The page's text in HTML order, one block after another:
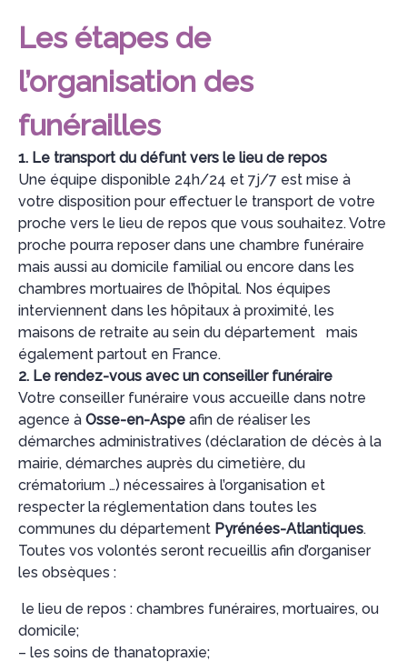
Les étapes de
l’organisation des
funérailles
1. Le transport du défunt vers le lieu de repos
Une équipe disponible 24h/24 et 7j/7 est mise à
votre disposition pour effectuer le transport de votre
proche vers le lieu de repos que vous souhaitez. Votre
proche pourra reposer dans une chambre funéraire
mais aussi au domicile familial ou encore dans les
chambres mortuaires de l’hôpital. Nos équipes
interviennent dans les hôpitaux à proximité, les
maisons de retraite au sein du département
mais
également partout en France.
2. Le rendez-vous avec un conseiller funéraire
Votre conseiller funéraire vous accueille dans notre
agence à Osse-en-Aspe afin de réaliser les
démarches administratives (déclaration de décès à la
mairie, démarches auprès du cimetière, du
crématorium …) nécessaires à l’organisation et
respecter la réglementation dans toutes les
communes du département Pyrénées-Atlantiques.
Toutes vos volontés seront recueillis afin d’organiser
les obsèques :
le lieu de repos : chambres funéraires, mortuaires, ou
domicile;
– les soins de thanatopraxie;